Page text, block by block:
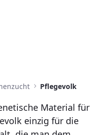
Pflegevolk
Material für
einzig für die